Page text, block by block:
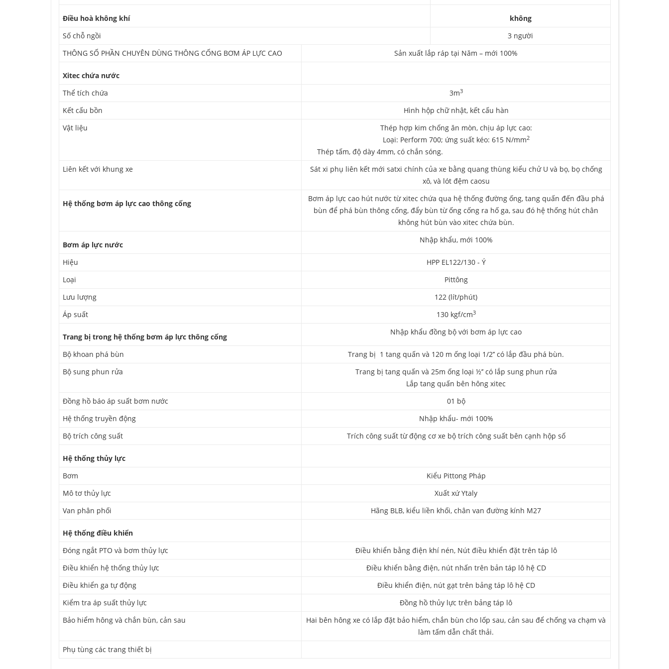
Điều hoà không khí
không
Số chỗ ngồi
3 người
THÔNG SỐ PHẦN CHUYÊN DÙNG THÔNG CỐNG BƠM ÁP LỰC CAO
Sản xuất lắp ráp tại Năm – mới 100%
Xitec chứa nước
Thể tích chứa
3m3
Kết cấu bồn
Hình hộp chữ nhật, kết cấu hàn
Vật liệu
Thép hợp kim chống ăn mòn, chịu áp lực cao:
Loại: Perform 700; ứng suất kéo: 615 N/mm2
Thép tấm, độ dày 4mm, có chắn sóng.
Liên kết với khung xe
Sát xi phụ liên kết mới satxi chính của xe bằng quang thùng kiểu chử U và bọ, bọ chống
xô, và lót đệm caosu
Hệ thống bơm áp lực cao thông cống
Bơm áp lực cao hút nước từ xitec chứa qua hệ thống đường ống, tang quấn đến đầu phá
bùn để phá bùn thông cống, đẩy bùn từ ống cống ra hố ga, sau đó hệ thống hút chân
không hút bùn vào xitec chứa bùn.
Bơm áp lực nước
Nhập khẩu, mới 100%
Hiệu
HPP EL122/130 - Ý
Loại
Pittông
Lưu lượng
122 (lít/phút)
Áp suất
130 kgf/cm3
Trang bị trong hệ thống bơm áp lực thông cống
Nhập khẩu đồng bộ với bơm áp lực cao
Bộ khoan phá bùn
Trang bị 1 tang quấn và 120 m ống loại 1/2’’ có lắp đầu phá bùn.
Bộ sung phun rửa
Trang bị tang quấn và 25m ống loại ½’’ có lắp sung phun rửa
Lắp tang quấn bên hông xitec
Đồng hồ báo áp suất bơm nước
01 bộ
Hệ thống truyền động
Nhập khẩu- mới 100%
Bộ trích công suất
Trích công suất từ động cơ xe bộ trích công suất bên cạnh hộp số
Hệ thống thủy lực
Bơm
Kiểu Pittong Pháp
Mô tơ thủy lực
Xuất xứ Ytaly
Van phân phối
Hãng BLB, kiểu liền khối, chân van đường kính M27
Hệ thống điều khiển
Đóng ngắt PTO và bơm thủy lực
Điều khiển bằng điện khí nén, Nút điều khiển đặt trên táp lô
Điều khiển hệ thống thủy lực
Điều khiển bằng điện, nút nhấn trên bản táp lô hệ CD
Điều khiển ga tự động
Điều khiển điện, nút gạt trên bảng táp lô hệ CD
Kiểm tra áp suất thủy lực
Đồng hồ thủy lực trên bảng táp lô
Bảo hiểm hông và chắn bùn, cản sau
Hai bên hông xe có lắp đặt bảo hiểm, chắn bùn cho lốp sau, cản sau để chống va chạm và
làm tấm dẫn chất thải.
Phụ tùng các trang thiết bị